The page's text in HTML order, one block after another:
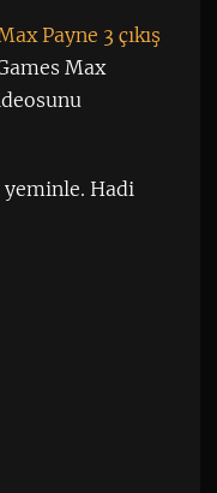
Payne 3 çıkış
Max
Hadi